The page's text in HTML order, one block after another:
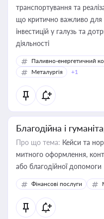
транспортування та
що критично важливо для
інвестицій у галузь та
діяльності
Паливно-енергетичний
Металургія
+1
Благодійна і
Про що тема: Кейси та
митного оформлення,
або благодійної допомоги
Фінансові послуги